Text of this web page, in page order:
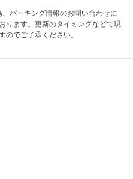
パーキング情報のお問い合わせに
ります。更新のタイミングなどで現
のでご了承ください。